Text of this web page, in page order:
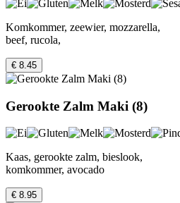
Komkommer, zeewier, mozzarella,
beef, rucola,
€ 8.45
Gerookte Zalm Maki (8)
Kaas, gerookte zalm, bieslook,
komkommer, avocado
€ 8.95